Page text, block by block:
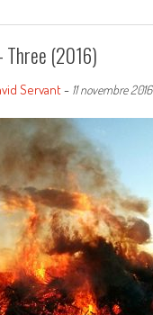
Three (2016)
Servant- 11 novembre 2016